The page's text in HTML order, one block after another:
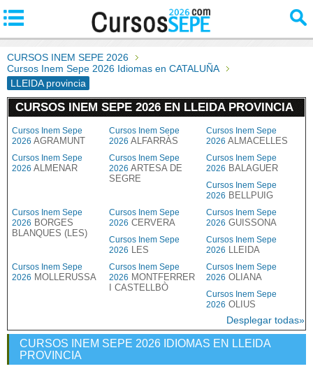
CURSOS INEM SEPE 2026
Cursos Inem Sepe 2026 Idiomas en CATALUÑA
LLEIDA provincia
CURSOS INEM SEPE 2026 EN LLEIDA PROVINCIA
Cursos Inem Sepe
2026 AGRAMUNT
Cursos Inem Sepe
2026 ALFARRÀS
Cursos Inem Sepe
2026 ALMACELLES
Cursos Inem Sepe
2026 ALMENAR
Cursos Inem Sepe
2026 ARTESA DE
SEGRE
Cursos Inem Sepe
2026 BALAGUER
Cursos Inem Sepe
2026 BELLPUIG
Cursos Inem Sepe
2026 BORGES
BLANQUES (LES)
Cursos Inem Sepe
2026 CERVERA
Cursos Inem Sepe
2026 GUISSONA
Cursos Inem Sepe
2026 LES
Cursos Inem Sepe
2026 LLEIDA
Cursos Inem Sepe
2026 MOLLERUSSA
Cursos Inem Sepe
2026 MONTFERRER
I CASTELLBÒ
Cursos Inem Sepe
2026 OLIANA
Cursos Inem Sepe
2026 OLIUS
Desplegar todas»
CURSOS INEM SEPE 2026 IDIOMAS EN LLEIDA
PROVINCIA